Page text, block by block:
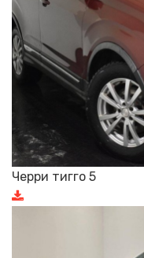
Черри тигго 5